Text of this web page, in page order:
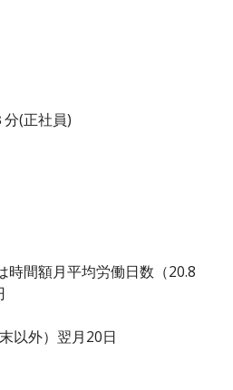
(正社員)
時間額月平均労働日数（20.8
以外）翌月20日